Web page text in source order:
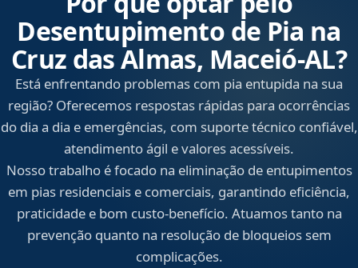
Desentupimento de Pia na
Cruz das Almas, Maceió‑AL?
Está enfrentando problemas com pia entupida na sua
região? Oferecemos respostas rápidas para ocorrências
do dia a dia e emergências, com suporte técnico confiável,
atendimento ágil e valores acessíveis.
Nosso trabalho é focado na eliminação de entupimentos
em pias residenciais e comerciais, garantindo eficiência,
praticidade e bom custo-benefício. Atuamos tanto na
prevenção quanto na resolução de bloqueios sem
complicações.